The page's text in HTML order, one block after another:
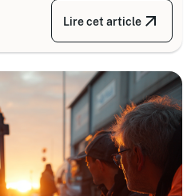
avec des
ou de recyclage,
de sécurité, du
Lire cet article